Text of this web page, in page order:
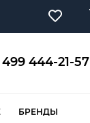
444-21-57
БРЕНДЫ